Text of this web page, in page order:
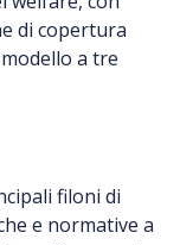
di copertura
a tre
filoni di
e normative a